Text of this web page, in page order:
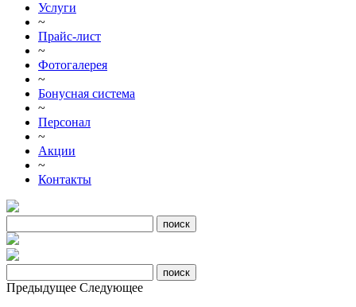
Услуги
~
Прайс-лист
~
Фотогалерея
~
Бонусная система
~
Персонал
~
Акции
~
Контакты
Предыдущее Следующее